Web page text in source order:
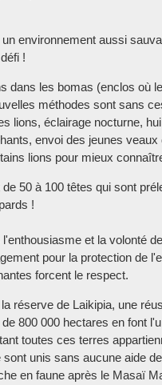
environnement aussi
!
dans les bomas (enclos où
méthodes sont sans
lions, éclairage nocturne,
envoi des jeunes
lions pour mieux
50 à 100 têtes qui sont
!
et la volonté
pour la protection de
forcent le respect.
la réserve de Laikipia, une
800 000 hectares en font
toutes ces terres
unis sans aucune aide
en faune après le Masaï